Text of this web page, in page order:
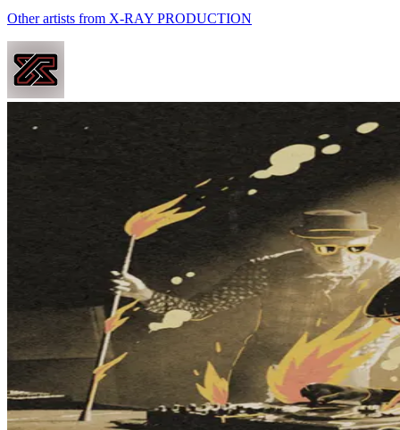
Other artists from X-RAY PRODUCTION